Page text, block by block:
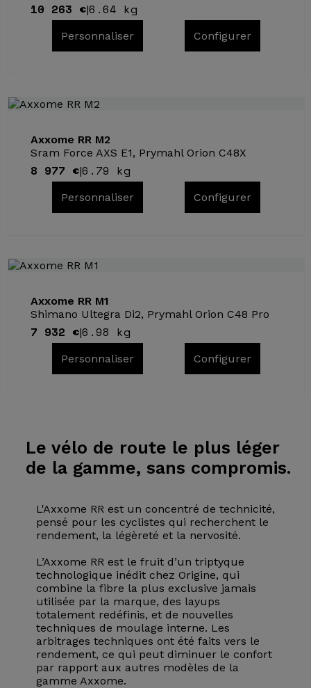
10 263 €|6.64 kg
Personnaliser Configurer
Axxome RR M2
Sram Force AXS E1, Prymahl Orion C48X
8 977 €|6.79 kg
Personnaliser Configurer
Axxome RR M1
Shimano Ultegra Di2, Prymahl Orion C48 Pro
7 932 €|6.98 kg
Personnaliser Configurer
Le vélo de route le plus léger
de la gamme, sans compromis.
L'Axxome RR est un concentré de technicité,
pensé pour les cyclistes qui recherchent le
rendement, la légèreté et la nervosité.
L’Axxome RR est le fruit d’un triptyque
technologique inédit chez Origine, qui
combine la fibre la plus exclusive jamais
utilisée par la marque, des layups
totalement redéfinis, et de nouvelles
techniques de moulage interne. Les
arbitrages techniques ont été faits vers le
rendement, ce qui peut diminuer le confort
par rapport aux autres modèles de la
gamme Axxome.